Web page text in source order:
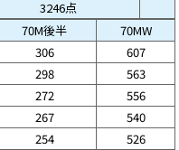
3246点
70M後半
70MW
306
607
298
563
272
556
267
540
254
526